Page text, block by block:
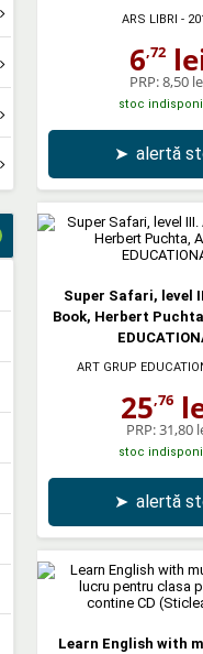
ARS LIBRI -
6,72
PRP:8,50
stoc
➤ alertă
Super Safari, level
Book, Herbert
ART GRUP
25,76
PRP:31,80
stoc
➤ alertă
Learn English with